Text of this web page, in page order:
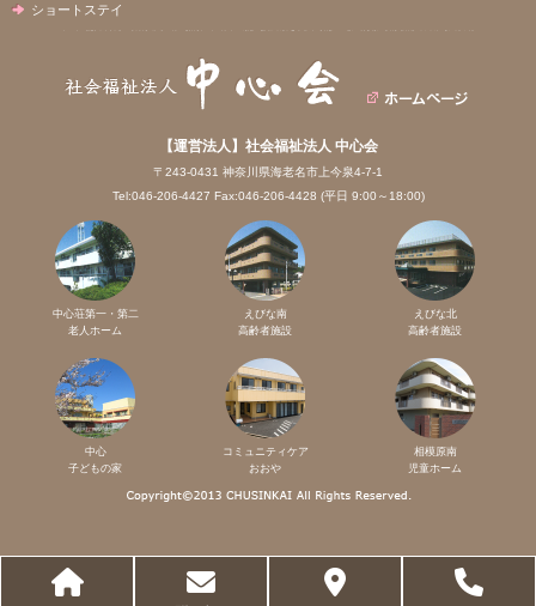
ショートステイ
【運営法人】社会福祉法人 中心会
〒243-0431 神奈川県海老名市上今泉4-7-1
Tel:046-206-4427 Fax:046-206-4428 (平日 9:00～18:00)
中心荘第一・第二
老人ホーム
えびな南
高齢者施設
えびな北
高齢者施設
中心
子どもの家
コミュニティケア
おおや
相模原南
児童ホーム